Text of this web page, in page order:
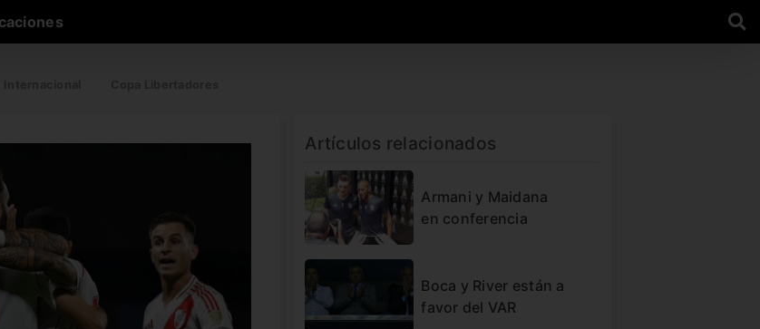
Artículos relacionados
Armani y Maidana
en conferencia
Boca y River están a
favor del VAR